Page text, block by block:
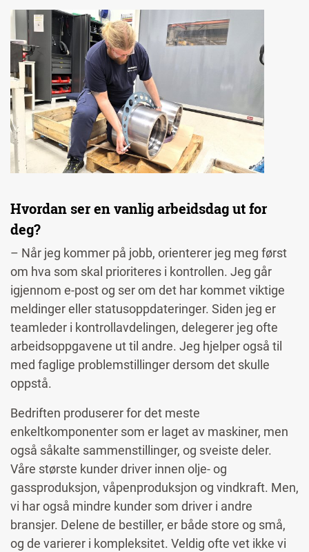
Image
Hvordan ser en vanlig arbeidsdag ut for
deg?
– Når jeg kommer på jobb, orienterer jeg meg først
om hva som skal prioriteres i kontrollen. Jeg går
igjennom e-post og ser om det har kommet viktige
meldinger eller statusoppdateringer. Siden jeg er
teamleder i kontrollavdelingen, delegerer jeg ofte
arbeidsoppgavene ut til andre. Jeg hjelper også til
med faglige problemstillinger dersom det skulle
oppstå.
Bedriften produserer for det meste
enkeltkomponenter som er laget av maskiner, men
også såkalte sammenstillinger, og sveiste deler.
Våre største kunder driver innen olje- og
gassproduksjon, våpenproduksjon og vindkraft. Men,
vi har også mindre kunder som driver i andre
bransjer. Delene de bestiller, er både store og små,
og de varierer i kompleksitet. Veldig ofte vet ikke vi